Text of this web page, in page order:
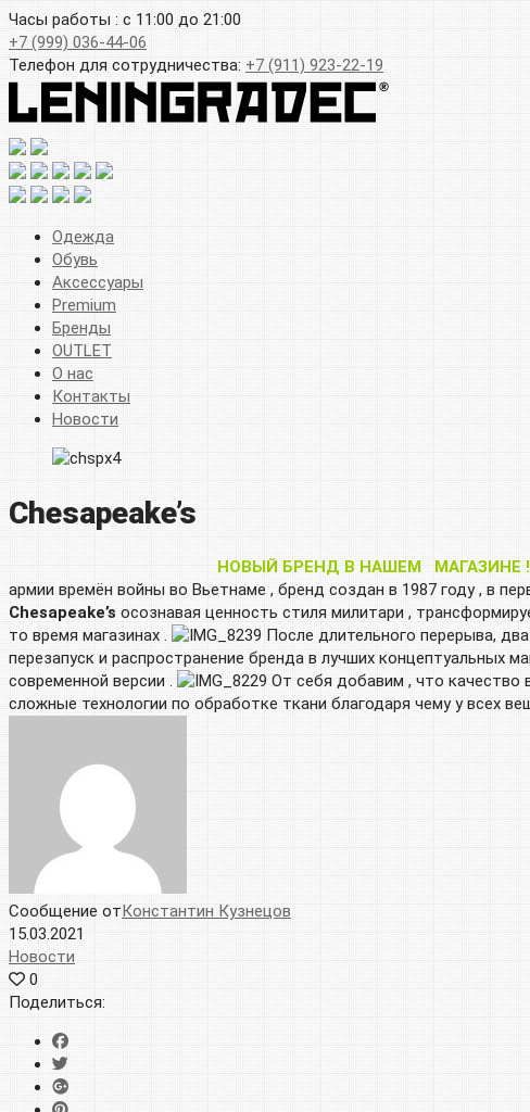
Часы работы : с 11:00 до 21:00
+7 (999) 036-44-06
Телефон для сотрудничества: +7 (911) 923-22-19
Одежда
Обувь
Аксессуары
Premium
Бренды
OUTLET
О нас
Контакты
Новости
Chesapeake’s
НОВЫЙ БРЕНД В НАШЕМ МАГАЗИНЕ
армии времён войны во Вьетнаме , бренд создан в 1987 году , в
Chesapeake’s осознавая ценность стиля милитари ,
то время магазинах .
После длительного перерыва,
перезапуск и распространение бренда в лучших концептуальных
современной версии .
От себя добавим , что качество
сложные технологии по обработке ткани благодаря чему у всех
Сообщение отКонстантин Кузнецов
15.03.2021
Новости
0
Поделиться: